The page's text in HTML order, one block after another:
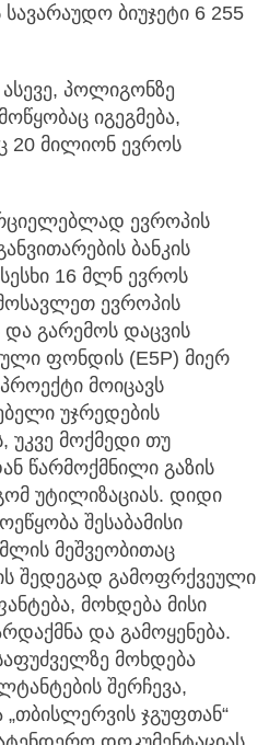
ბიუჯეტი 6 255
პოლიგონზე
იგეგმება,
20 მილიონ ევროს
ევროპის
ბანკის
16 მლნ ევროს
ევროპის
გარემოს დაცვის
ფონდის (E5P) მიერ
მოიცავს
უჯრედების
მოქმედი თუ
წარმოქმნილი გაზის
უტილიზაციას. დიდი
შესაბამისი
მეშვეობითაც
შედეგად გამოფრქვეული
მოხდება მისი
და გამოყენება.
მოხდება
შერჩევა,
ჯგუფთან“